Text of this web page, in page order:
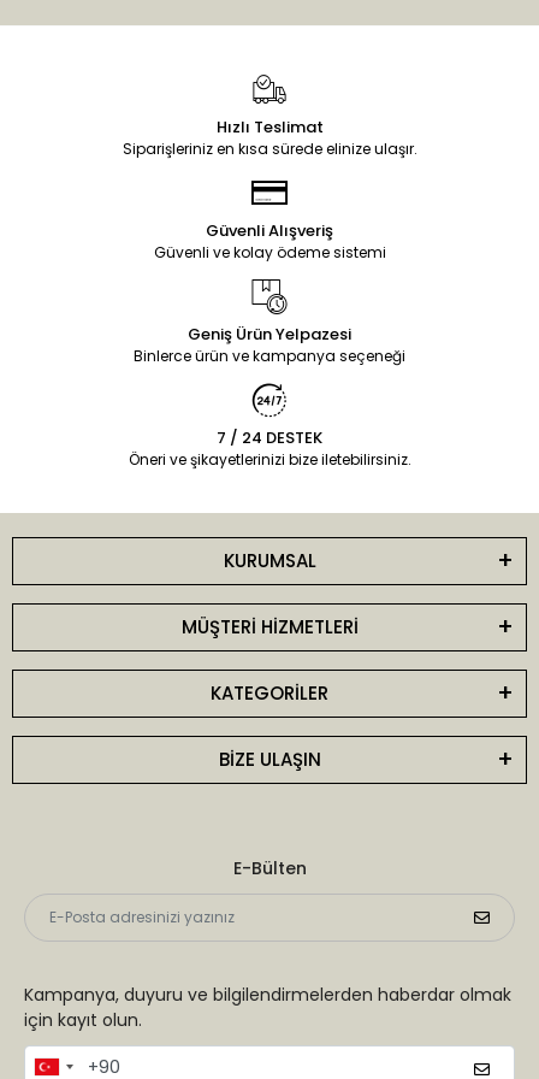
Hızlı Teslimat
Siparişleriniz en kısa sürede elinize ulaşır.
Güvenli Alışveriş
Güvenli ve kolay ödeme sistemi
Geniş Ürün Yelpazesi
Binlerce ürün ve kampanya seçeneği
7 / 24 DESTEK
Öneri ve şikayetlerinizi bize iletebilirsiniz.
KURUMSAL
MÜŞTERİ HİZMETLERİ
KATEGORİLER
BİZE ULAŞIN
E-Bülten
Kampanya, duyuru ve bilgilendirmelerden haberdar olmak
için kayıt olun.